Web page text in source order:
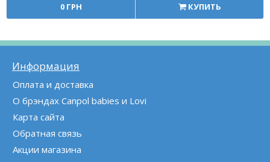
0 ГРН
КУПИТЬ
Информация
Оплата и доставка
О брэндах Canpol babies и Lovi
Карта сайта
Обратная связь
Акции магазина